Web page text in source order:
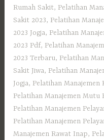
Rumah Sakit, Pelatihan
Sakit 2023, Pelatihan
2023 Jogja, Pelatihan
2023 Pdf, Pelatihan
2023 Terbaru, Pelatihan
Sakit Jiwa, Pelatihan
Jogja, Pelatihan Manajemen
Pelatihan Manajemen Mutu
Pelatihan Manajemen
Pelatihan Manajemen
Manajemen Rawat Inap,